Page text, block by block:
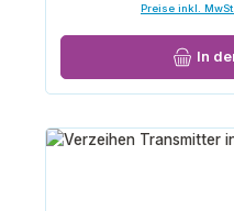
Preise inkl.
In